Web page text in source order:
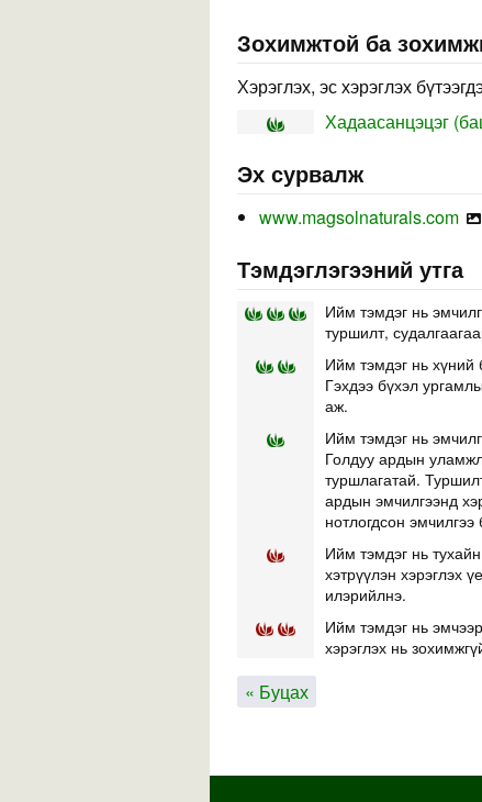
Зохимжтой ба
Хэрэглэх, эс хэрэглэх
Хадаасанцэцэг
Эх сурвалж
www.magsolnaturals.com
Тэмдэглэгээний утга
Ийм тэмдэг нь
туршилт,
Ийм тэмдэг нь хүний
Гэхдээ бүхэл
аж.
Ийм тэмдэг нь
Голдуу ардын
туршлагатай.
ардын эмчилгээнд
нотлогдсон
Ийм тэмдэг нь
хэтрүүлэн хэрэглэх
илэрийлнэ.
Ийм тэмдэг нь
хэрэглэх нь
« Буцах